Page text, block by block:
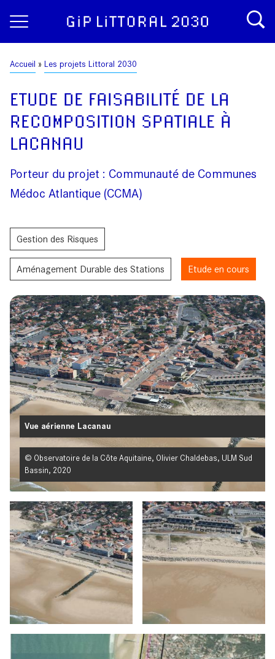
Fil
Accueil Les projets Littoral 2030
ETUDE DE FAISABILITÉ DE LA
RECOMPOSITION SPATIALE À
LACANAU
Porteur du projet : Communauté de Communes
Médoc Atlantique (CCMA)
Gestion des Risques
Aménagement Durable des Stations Etude en cours
Vue aérienne Lacanau
© Observatoire de la Côte Aquitaine, Olivier Chaldebas, ULM Sud
Bassin, 2020